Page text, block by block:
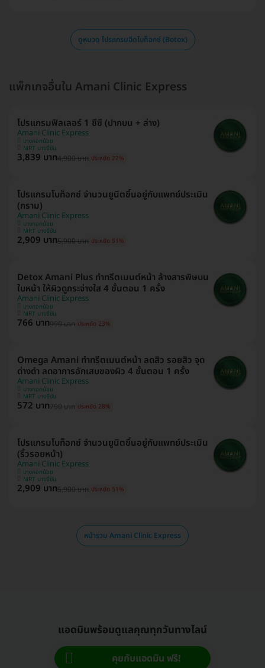
ดูหมวด โปรแกรมฉีดโบท็อกซ์ (Botox)
แพ็กเกจอื่นใน Amani Clinic Express
โปรแกรมฟิลเลอร์ 1 ซีซี (ปากบน + ล่าง)
Amani Clinic Express
บางกอกน้อย
MRT บางยี่ขัน
3,839 บาท4,900 บาท ประหยัด 22%
โปรแกรมโบท็อกซ์ จำนวนยูนิตขึ้นอยู่กับแพทย์ประเมิน
(กราม)
Amani Clinic Express
บางกอกน้อย
MRT บางยี่ขัน
2,909 บาท5,900 บาท ประหยัด 51%
Detox Amani Plus ทำทรีตเมนต์หน้า ล้างสารพิษบน
ใบหน้า ให้ผิวดูกระจ่างใส 4 ขั้นตอน 1 ครั้ง
Amani Clinic Express
บางกอกน้อย
MRT บางยี่ขัน
766 บาท990 บาท ประหยัด 23%
Omega Amani ทำทรีตเมนต์หน้า ลดสิว รอยสิว จุด
ด่างดำ ลดอาการอักเสบของผิว 4 ขั้นตอน 1 ครั้ง
Amani Clinic Express
บางกอกน้อย
MRT บางยี่ขัน
572 บาท790 บาท ประหยัด 28%
โปรแกรมโบท็อกซ์ จำนวนยูนิตขึ้นอยู่กับแพทย์ประเมิน
(ริ้วรอยหน้า)
Amani Clinic Express
บางกอกน้อย
MRT บางยี่ขัน
2,909 บาท5,900 บาท ประหยัด 51%
หน้ารวม Amani Clinic Express
แอดมินพร้อมดูแลคุณทุกวันทางไลน์
คุยกับแอดมิน ฟรี!